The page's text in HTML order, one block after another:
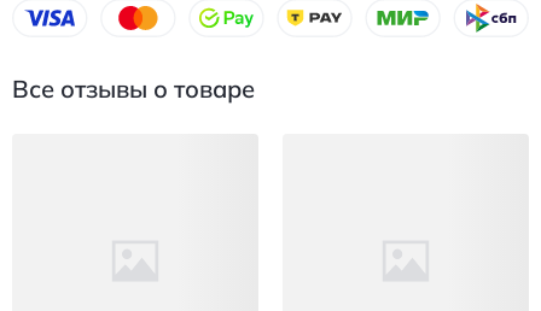
Все отзывы о товаре